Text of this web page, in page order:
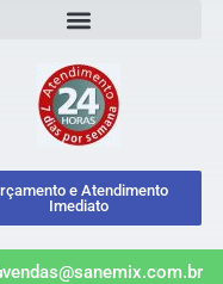
e Atendimento
Imediato
vendas@sanemix.com.br